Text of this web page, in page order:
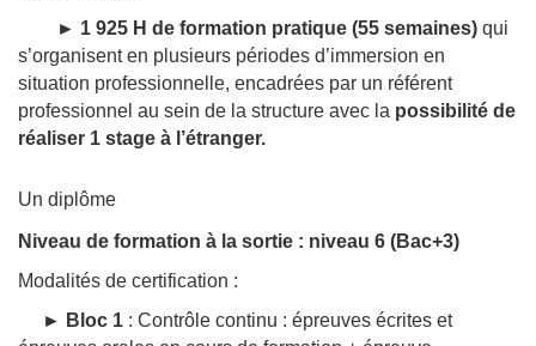
► 1 925 H de formation pratique (55 semaines) qui
s’organisent en plusieurs périodes d’immersion en
situation professionnelle, encadrées par un référent
professionnel au sein de la structure avec la possibilité de
réaliser 1 stage à l’étranger.
Un diplôme
Niveau de formation à la sortie : niveau 6 (Bac+3)
Modalités de certification :
► Bloc 1 : Contrôle continu : épreuves écrites et